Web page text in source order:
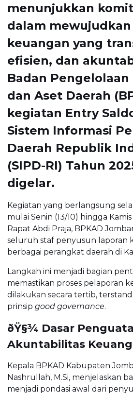
menunjukkan
dalam
keuangan yang
efisien, dan
Badan Pengelolaan
dan Aset Daerah
kegiatan Entry
Sistem Informasi
Daerah Republik
(SIPD-RI) Tahun
digelar.
Kegiatan yang berlangsung
mulai Senin (13/10) hingga Kamis
Rapat Abdi Praja, BPKAD
seluruh staf penyusun laporan
berbagai perangkat daerah di
Langkah ini menjadi bagian
memastikan proses pelaporan
dilakukan secara tertib,
prinsip good governance.
ðŸ§¾ Dasar
Akuntabilitas
Kepala BPKAD Kabupaten
Nashrullah, M.Si, menjelaskan
menjadi pondasi awal dari